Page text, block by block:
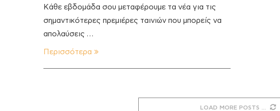
Κάθε εβδομάδα σου μεταφέρουμε τα νέα για τις
σημαντικότερες πρεμιέρες ταινιών που μπορείς να
απολαύσεις …
Περισσότερα
LOAD MORE POSTS